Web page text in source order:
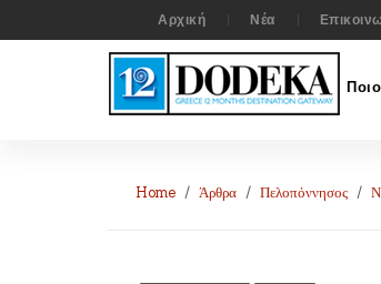
Αρχική Νέα
Home Άρθρα Πελοπόννησος